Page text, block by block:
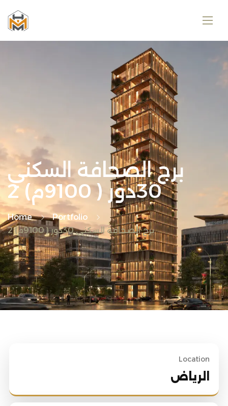
برج الصحافة السكني
30دور ( 9100م) 2
Home
Portfolio
برج الصحافة السكني 30دور ( 9100م) 2
Location
الرياض